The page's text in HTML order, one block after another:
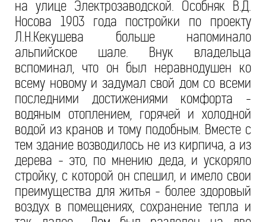
на улице Электрозаводской. Особняк В.Д.
Носова 1903 года постройки по проекту
Л.Н.Кекушева больше напоминало
альпийское шале. Внук владельца
вспоминал, что он был неравнодушен ко
всему новому и задумал свой дом со всеми
последними достижениями комфорта -
водяным отоплением, горячей и холодной
водой из кранов и тому подобным. Вместе с
тем здание возводилось не из кирпича, а из
дерева - это, по мнению деда, и ускоряло
стройку, с которой он спешил, и имело свои
преимущества для житья - более здоровый
воздух в помещениях, сохранение тепла и